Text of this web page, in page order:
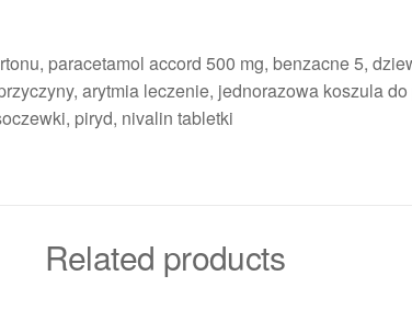
paracetamol accord 500 mg, benzacne 5,
arytmia leczenie, jednorazowa koszula
piryd, nivalin tabletki
Related products